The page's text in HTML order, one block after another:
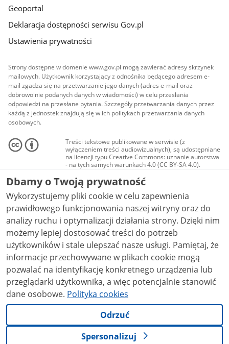
Geoportal
Deklaracja dostępności serwisu Gov.pl
Ustawienia prywatności
Strony dostępne w domenie www.gov.pl mogą zawierać adresy skrzynek
mailowych. Użytkownik korzystający z odnośnika będącego adresem e-
mail zgadza się na przetwarzanie jego danych (adres e-mail oraz
dobrowolnie podanych danych w wiadomości) w celu przesłania
odpowiedzi na przesłane pytania. Szczegóły przetwarzania danych przez
każdą z jednostek znajdują się w ich politykach przetwarzania danych
osobowych.
Treści tekstowe publikowane w serwisie (z
wyłączeniem treści audiowizualnych), są udostępniane
na licencji typu Creative Commons: uznanie autorstwa
- na tych samych warunkach 4.0 (CC BY-SA 4.0).
Materiały audiowizualne, w tym zdjęcia, materiały
audio i wideo, są udostępniane na licencji typu
Creative Commons: uznanie autorstwa użycie
niekomercyjne - bez utworów zależnych 4.0 (CC BY-
NC-ND 4.0), o ile nie jest to stwierdzone inaczej.
Dbamy o Twoją prywatność
Wykorzystujemy pliki cookie w celu zapewnienia
prawidłowego funkcjonowania naszej witryny oraz do
analizy ruchu i optymalizacji działania strony. Dzięki nim
możemy lepiej dostosować treści do potrzeb
użytkowników i stale ulepszać nasze usługi. Pamiętaj, że
informacje przechowywane w plikach cookie mogą
pozwalać na identyfikację konkretnego urządzenia lub
przeglądarki użytkownika, a więc potencjalnie stanowić
dane osobowe. Polityka cookies
Odrzuć
Spersonalizuj